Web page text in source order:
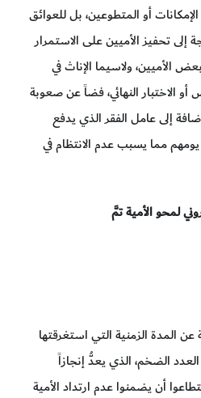
أو المتطوعين، بل للعوائق
تحفيز الأميين على الاستمرار
الأميين، ولاسيما الإناث في
الاختبار النهائي، فضاً عن صعوبة
إلى عامل الفقر الذي يدفع
مما يسبب عدم الانتظام في
لمحو الأمية تمَّ
المدة الزمنية التي استغرقتها
الضخم، الذي يعدُّ إنجازاً
أن يضمنوا عدم ارتداد الأمية